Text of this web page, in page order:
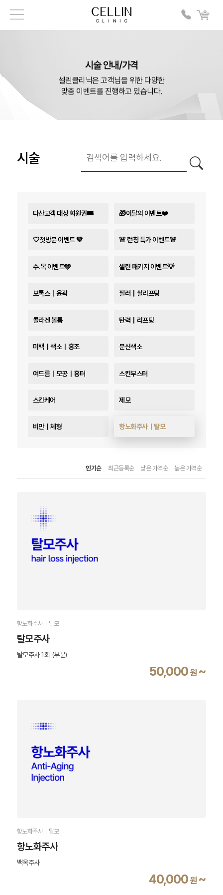
시술 안내/가격
셀린클리닉은 고객님을 위한 다양한
맞춤 이벤트를 진행하고 있습니다.
시술
다산고객 대상 회원권🎟️ 🎁이달의 이벤트❤️
🤍첫방문 이벤트 💚 🚨 런칭 특가 이벤트🚨
수.목 이벤트🩵 셀린 패키지 이벤트💡
보톡스｜윤곽 필러｜실리프팅
콜라겐 볼륨 탄력｜리프팅
미백｜색소｜홍조 문신색소
여드름｜모공｜흉터 스킨부스터
스킨케어 제모
비만｜체형 항노화주사｜탈모
인기순 최근등록순 낮은 가격순 높은 가격순
항노화주사｜탈모
탈모주사
탈모주사 1회 (부분)
50,000 원 ~
항노화주사｜탈모
항노화주사
백옥주사
40,000 원 ~